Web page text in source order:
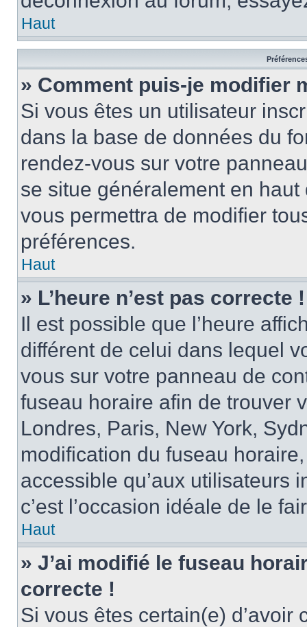
Haut
» Comment puis-je modifier
Si vous êtes un utilisateur
dans la base de données du
rendez-vous sur votre
se situe généralement en
vous permettra de modifier
préférences.
Haut
» L’heure n’est pas correcte !
Il est possible que l’heure
différent de celui dans lequel
vous sur votre panneau de
fuseau horaire afin de trouver
Londres, Paris, New York,
modification du fuseau
accessible qu’aux utilisateurs
c’est l’occasion idéale de le
Haut
» J’ai modifié le fuseau
correcte !
Si vous êtes certain(e)